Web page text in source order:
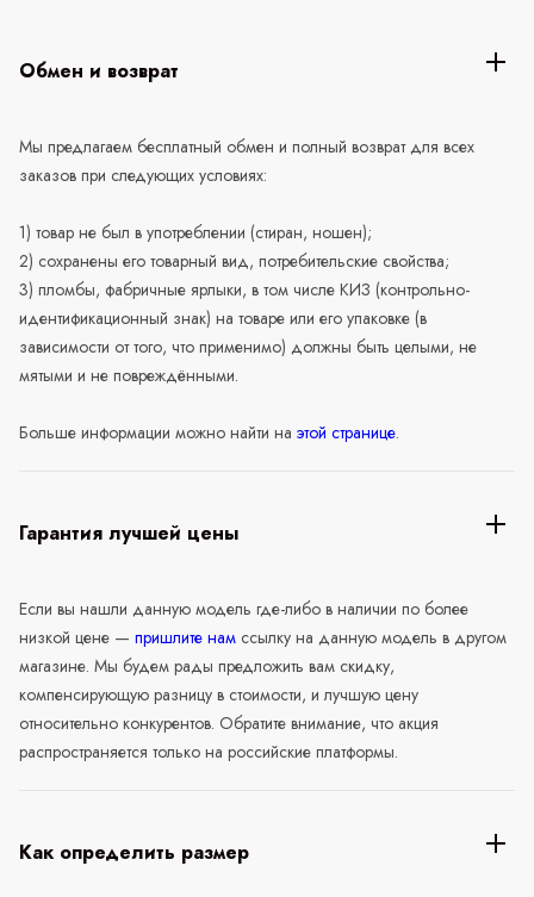
Обмен и возврат
Мы предлагаем бесплатный обмен и полный возврат для всех
заказов при следующих условиях:
1) товар не был в употреблении (стиран, ношен);
2) сохранены его товарный вид, потребительские свойства;
3) пломбы, фабричные ярлыки, в том числе КИЗ (контрольно-
идентификационный знак) на товаре или его упаковке (в
зависимости от того, что применимо) должны быть целыми, не
мятыми и не повреждёнными.
Больше информации можно найти на этой странице.
Гарантия лучшей цены
Если вы нашли данную модель где-либо в наличии по более
низкой цене — пришлите нам ссылку на данную модель в другом
магазине. Мы будем рады предложить вам скидку,
компенсирующую разницу в стоимости, и лучшую цену
относительно конкурентов. Обратите внимание, что акция
распространяется только на российские платформы.
Как определить размер